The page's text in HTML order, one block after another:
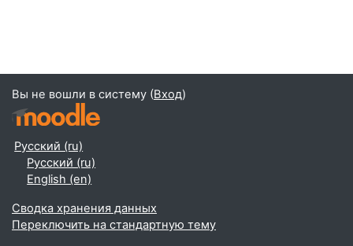
Вы не вошли в систему (Вход)
Русский ‎(ru)‎
Русский ‎(ru)‎
English ‎(en)‎
Сводка хранения данных
Переключить на стандартную тему